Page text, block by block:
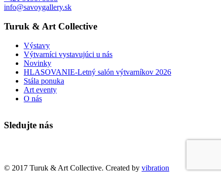
info@savoygallery.sk
Turuk & Art Collective
Výstavy
Výtvarníci vystavujúci u nás
Novinky
HLASOVANIE-Letný salón výtvarníkov 2026
Stála ponuka
Art eventy
O nás
Sledujte nás
© 2017 Turuk & Art Collective. Created by vibration